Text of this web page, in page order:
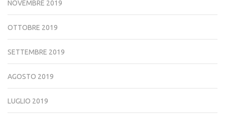
NOVEMBRE 2019
OTTOBRE 2019
SETTEMBRE 2019
AGOSTO 2019
LUGLIO 2019